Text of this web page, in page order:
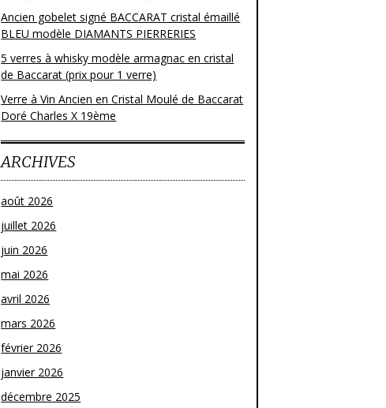
Ancien gobelet signé BACCARAT cristal émaillé
BLEU modèle DIAMANTS PIERRERIES
5 verres à whisky modèle armagnac en cristal
de Baccarat (prix pour 1 verre)
Verre à Vin Ancien en Cristal Moulé de Baccarat
Doré Charles X 19ème
ARCHIVES
août 2026
juillet 2026
juin 2026
mai 2026
avril 2026
mars 2026
février 2026
janvier 2026
décembre 2025